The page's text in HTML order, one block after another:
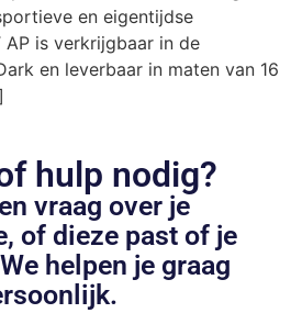
en eigentijdse
AP is verkrijgbaar in de
en leverbaar in maten van 16
hulp nodig?
vraag over je
of dieze past of je
helpen je graag